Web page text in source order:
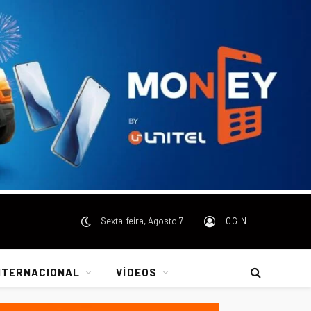
Sexta-feira, Agosto 7 LOGIN
VÍDEOS